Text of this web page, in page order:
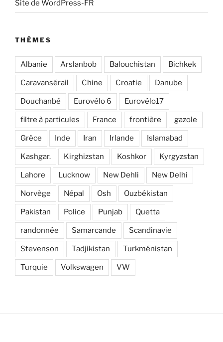
Site de WordPress-FR
THÈMES
Albanie Arslanbob Balouchistan Bichkek
Caravansérail Chine Croatie Danube
Douchanbé Eurovélo 6 Eurovélo17
filtre à particules France frontière gazole
Grèce Inde Iran Irlande Islamabad
Kashgar. Kirghizstan Koshkor Kyrgyzstan
Lahore Lucknow New Dehli New Delhi
Norvège Népal Osh Ouzbékistan
Pakistan Police Punjab Quetta
randonnée Samarcande Scandinavie
Stevenson Tadjikistan Turkménistan
Turquie Volkswagen VW